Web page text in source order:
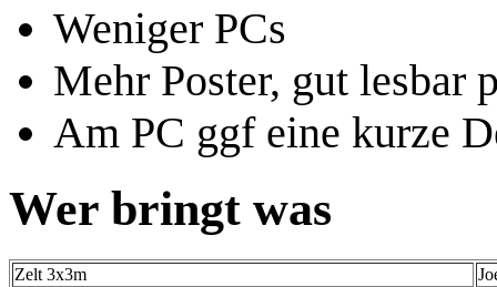
Weniger PCs
Mehr Poster, gut lesbar
Am PC ggf eine kurze
Wer bringt was
Zelt 3x3m